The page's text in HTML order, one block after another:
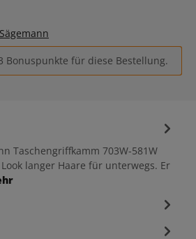
Bonuspunkte für diese Bestellung.
Taschengriffkamm 703W-581W
langer Haare für unterwegs. Er